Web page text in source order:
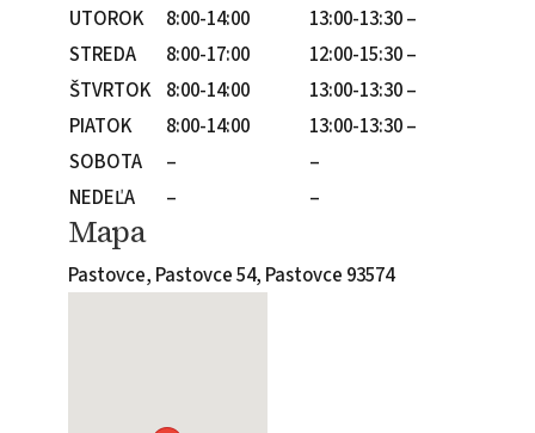
UTOROK
8:00-14:00
13:00-13:30 –
STREDA
8:00-17:00
12:00-15:30 –
ŠTVRTOK 8:00-14:00
13:00-13:30 –
PIATOK
8:00-14:00
13:00-13:30 –
SOBOTA
–
–
NEDEĽA
– –
Mapa
Pastovce, Pastovce 54, Pastovce 93574